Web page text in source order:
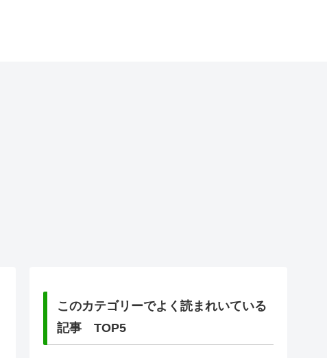
このカテゴリーでよく読まれいている
記事 TOP5